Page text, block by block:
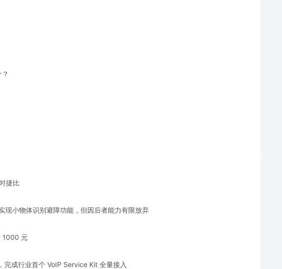
捷比
小物体识别避障功能，但因后者能力有限放弃
1000 元
成行业首个 VoIP Service Kit 全量接入